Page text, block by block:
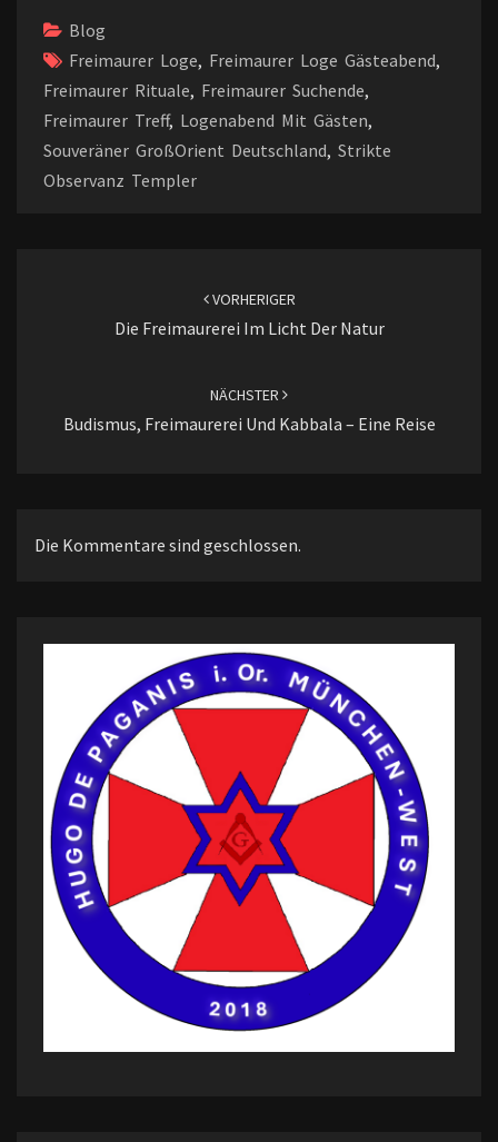
k
Blog
Freimaurer Loge, Freimaurer Loge Gästeabend,
Freimaurer Rituale, Freimaurer Suchende,
Freimaurer Treff, Logenabend Mit Gästen,
Souveräner GroßOrient Deutschland, Strikte
Observanz Templer
VORHERIGER
Die Freimaurerei Im Licht Der Natur
NÄCHSTER
Budismus, Freimaurerei Und Kabbala – Eine Reise
Die Kommentare sind geschlossen.